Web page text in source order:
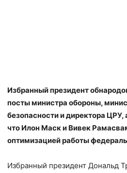
Избранный президент
посты министра обороны,
безопасности и директора
что Илон Маск и Вивек
оптимизацией работы
Избранный президент Дональд